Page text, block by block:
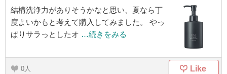
結構洗浄力がありそうかなと思い、夏なら丁
度よいかもと考えて購入してみました。 やっ
ぱりサラっとしたオ …続きをみる
0 Like